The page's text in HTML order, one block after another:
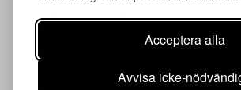
Acceptera alla
Avvisa icke-